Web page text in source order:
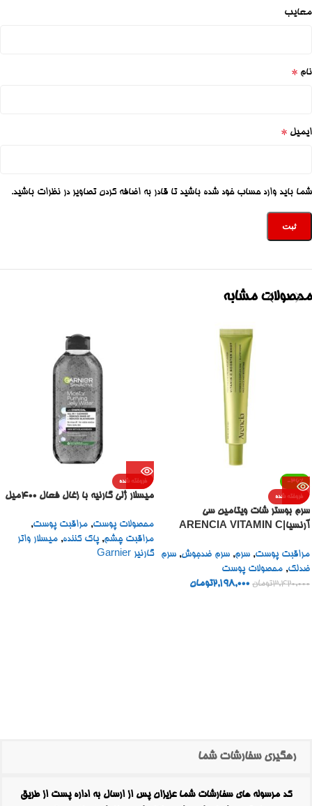
معایب
نام *
ایمیل *
شما باید وارد حساب خود شده باشید تا قادر به اضافه کردن تصاویر در نظرات باشید.
محصولات مشابه
-36%
فروخته شده
سرم بوستر شات ویتامین سی
آرنسیا|ARENCIA VITAMIN C
مراقبت پوست, سرم, سرم ضدجوش, سرم
ضدلک, محصولات پوست
3,420,000تومان 2,198,000تومان
فروخته شده
میسلار ژلی گارنیه با زغال فعال 400میل
محصولات پوست, مراقبت پوست,
مراقبت چشم, پاک کننده, میسلار واتر
گارنیر Garnier
رهگیری سفارشات شما
کد مرسوله های سفارشات شما عزیزان پس از ارسال به اداره پست از طریق